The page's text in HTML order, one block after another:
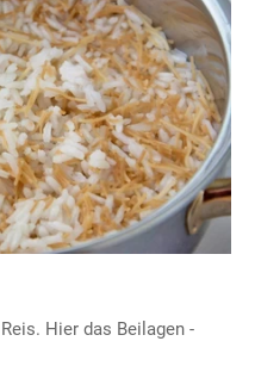
Hier das Beilagen -